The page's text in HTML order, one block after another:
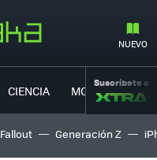
NUEVO
CIENCIA MOVILIDAD
Suscríbete a
Fallout Generación Z